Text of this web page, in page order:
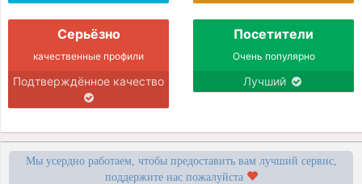
Серьёзно
качественные профили
Подтверждённое качество
Посетители
Очень популярно
Лучший
Мы усердно работаем, чтобы предоставить вам лучший сервис,
поддержите нас пожалуйста